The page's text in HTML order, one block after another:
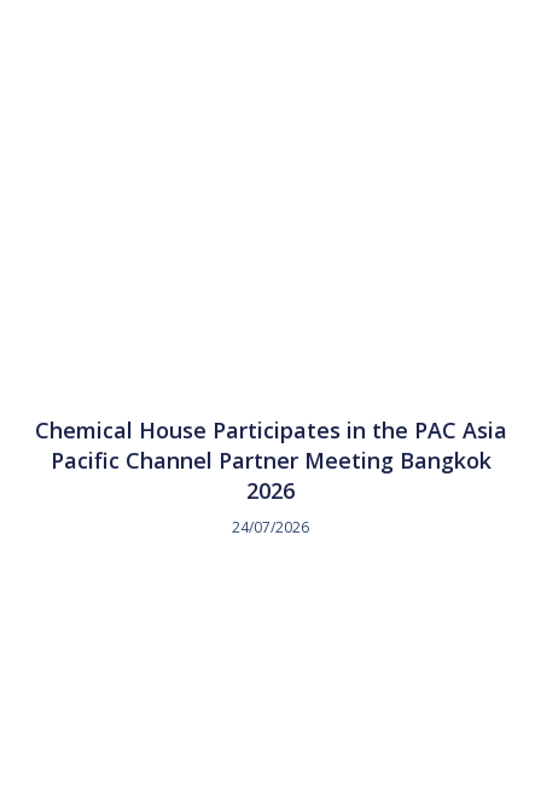
Chemical House Participates in the PAC Asia
Pacific Channel Partner Meeting Bangkok
2026
24/07/2026